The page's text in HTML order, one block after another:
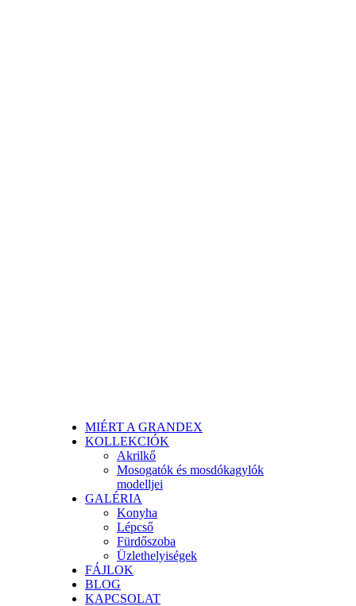
MIÉRT A GRANDEX
KOLLEKCIÓK
Akrilkő
Mosogatók és mosdókagylók
modelljei
GALÉRIA
Konyha
Lépcső
Fürdőszoba
Üzlethelyiségek
FÁJLOK
BLOG
KAPCSOLAT